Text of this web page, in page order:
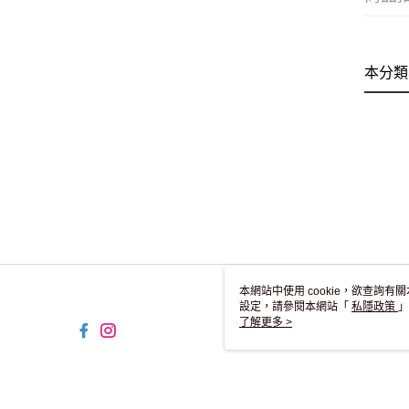
本分
本網站中使用 cookie，欲查詢有
設定，請參閱本網站「 私隱政策
用 cookie。
了解更多 >